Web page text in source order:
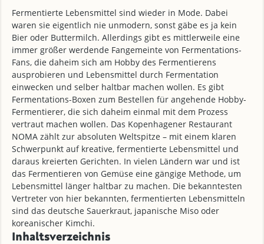
Fermentierte Lebensmittel sind wieder in Mode. Dabei
waren sie eigentlich nie unmodern, sonst gäbe es ja kein
Bier oder Buttermilch. Allerdings gibt es mittlerweile eine
immer größer werdende Fangemeinte von Fermentations-
Fans, die daheim sich am Hobby des Fermentierens
ausprobieren und Lebensmittel durch Fermentation
einwecken und selber haltbar machen wollen. Es gibt
Fermentations-Boxen zum Bestellen für angehende Hobby-
Fermentierer, die sich daheim einmal mit dem Prozess
vertraut machen wollen. Das Kopenhagener Restaurant
NOMA zählt zur absoluten Weltspitze – mit einem klaren
Schwerpunkt auf kreative, fermentierte Lebensmittel und
daraus kreierten Gerichten. In vielen Ländern war und ist
das Fermentieren von Gemüse eine gängige Methode, um
Lebensmittel länger haltbar zu machen. Die bekanntesten
Vertreter von hier bekannten, fermentierten Lebensmitteln
sind das deutsche Sauerkraut, japanische Miso oder
koreanischer Kimchi.
Inhaltsverzeichnis